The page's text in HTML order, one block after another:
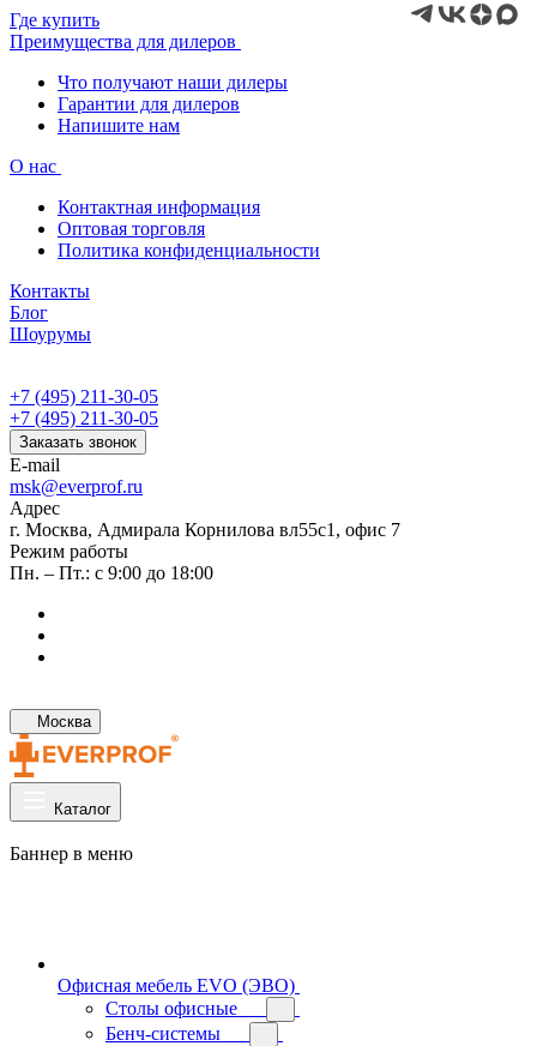
Где купить
Преимущества для дилеров
Что получают наши дилеры
Гарантии для дилеров
Напишите нам
О нас
Контактная информация
Оптовая торговля
Политика конфиденциальности
Контакты
Блог
Шоурумы
+7 (495) 211-30-05
+7 (495) 211-30-05
Заказать звонок
E-mail
msk@everprof.ru
Адрес
г. Москва, Адмирала Корнилова вл55с1, офис 7
Режим работы
Пн. – Пт.: с 9:00 до 18:00
Москва
Каталог
Баннер в меню
Офисная мебель EVO (ЭВО)
Cтолы офисные
Бенч-системы